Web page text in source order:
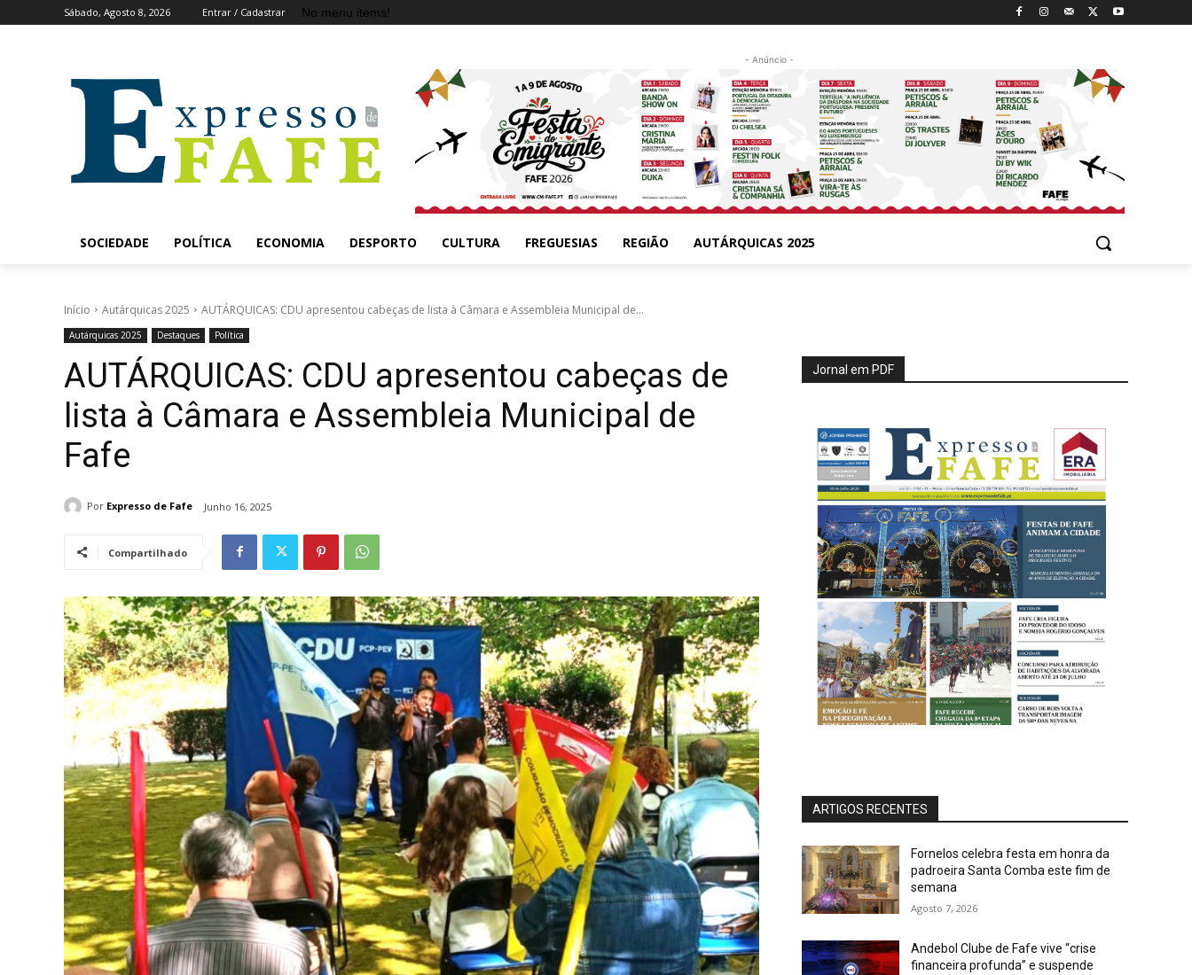
Sábado, Agosto 8, 2026 Entrar / Cadastrar No menu items!
- Anúncio -
SOCIEDADE POLÍTICA ECONOMIA DESPORTO CULTURA FREGUESIAS REGIÃO AUTÁRQUICAS 2025
Início Autárquicas 2025 AUTÁRQUICAS: CDU apresentou cabeças de lista à Câmara e Assembleia Municipal de...
Autárquicas 2025 Destaques Política
AUTÁRQUICAS: CDU apresentou cabeças de
lista à Câmara e Assembleia Municipal de
Fafe
Por Expresso de Fafe Junho 16, 2025
Compartilhado
Jornal em PDF
ARTIGOS RECENTES
Fornelos celebra festa em honra da
padroeira Santa Comba este fim de
semana
Agosto 7, 2026
Andebol Clube de Fafe vive “crise
financeira profunda” e suspende